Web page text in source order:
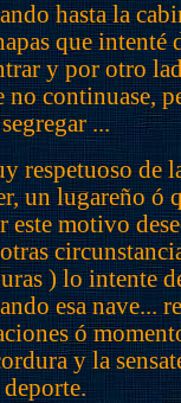
hasta la
que intenté
y por otro
no continuase,
...
respetuoso de
un lugareño ó
motivo
) lo intente
esa nave...
ó
y la
deporte.